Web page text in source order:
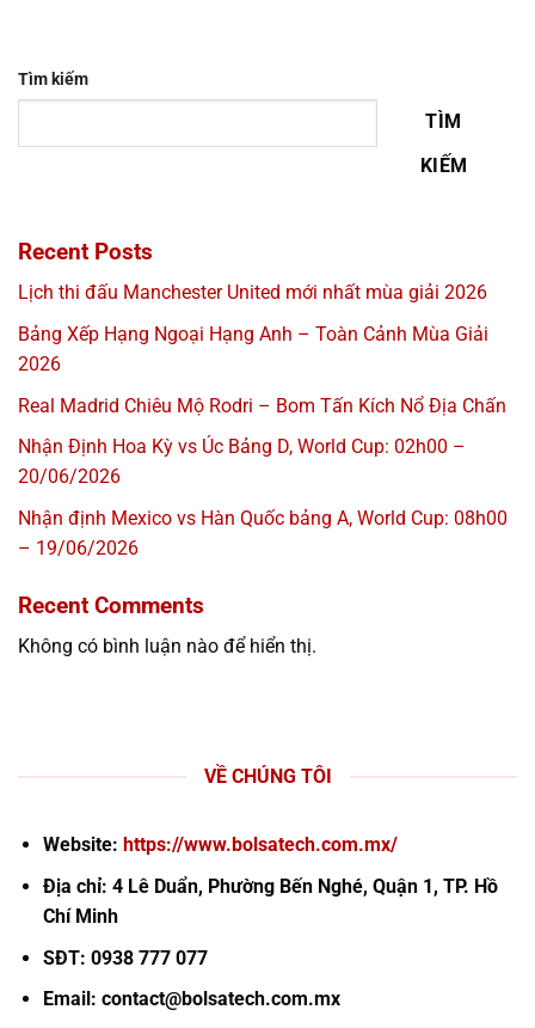
Tìm kiếm
TÌM
KIẾM
Recent Posts
Lịch thi đấu Manchester United mới nhất mùa giải 2026
Bảng Xếp Hạng Ngoại Hạng Anh – Toàn Cảnh Mùa Giải
2026
Real Madrid Chiêu Mộ Rodri – Bom Tấn Kích Nổ Địa Chấn
Nhận Định Hoa Kỳ vs Úc Bảng D, World Cup: 02h00 –
20/06/2026
Nhận định Mexico vs Hàn Quốc bảng A, World Cup: 08h00
– 19/06/2026
Recent Comments
Không có bình luận nào để hiển thị.
VỀ CHÚNG TÔI
Website: https://www.bolsatech.com.mx/
Địa chỉ: 4 Lê Duẩn, Phường Bến Nghé, Quận 1, TP. Hồ
Chí Minh
SĐT: 0938 777 077
Email: contact@bolsatech.com.mx